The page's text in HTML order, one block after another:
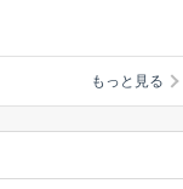
もっと見る